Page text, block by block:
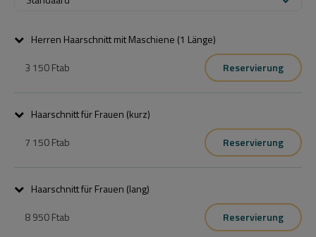
Herren Haarschnitt mit Maschiene (1 Länge)
3 150 Ftab
Reservierung
A csomag mosást vágást és szárítást tartalmaz, finish termékekkel
befejezve.
Haarschnitt für Frauen (kurz)
7 150 Ftab
Reservierung
A csomag mosást vágást és szárítást tartalmaz, finish termékekkel
befejezve.
Haarschnitt für Frauen (lang)
8 950 Ftab
Reservierung